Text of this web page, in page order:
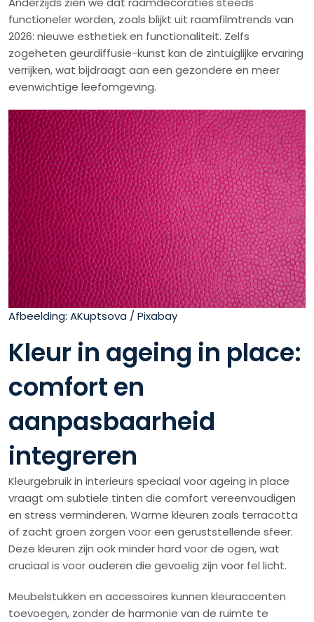
functioneler worden, zoals blijkt uit raamfilmtrends van
2026: nieuwe esthetiek en functionaliteit. Zelfs
zogeheten geurdiffusie-kunst kan de zintuiglijke ervaring
verrijken, wat bijdraagt aan een gezondere en meer
evenwichtige leefomgeving.
Afbeelding: AKuptsova / Pixabay
Kleur in ageing in place:
comfort en
aanpasbaarheid
integreren
Kleurgebruik in interieurs speciaal voor ageing in place
vraagt om subtiele tinten die comfort vereenvoudigen
en stress verminderen. Warme kleuren zoals terracotta
of zacht groen zorgen voor een geruststellende sfeer.
Deze kleuren zijn ook minder hard voor de ogen, wat
cruciaal is voor ouderen die gevoelig zijn voor fel licht.
Meubelstukken en accessoires kunnen kleuraccenten
toevoegen, zonder de harmonie van de ruimte te